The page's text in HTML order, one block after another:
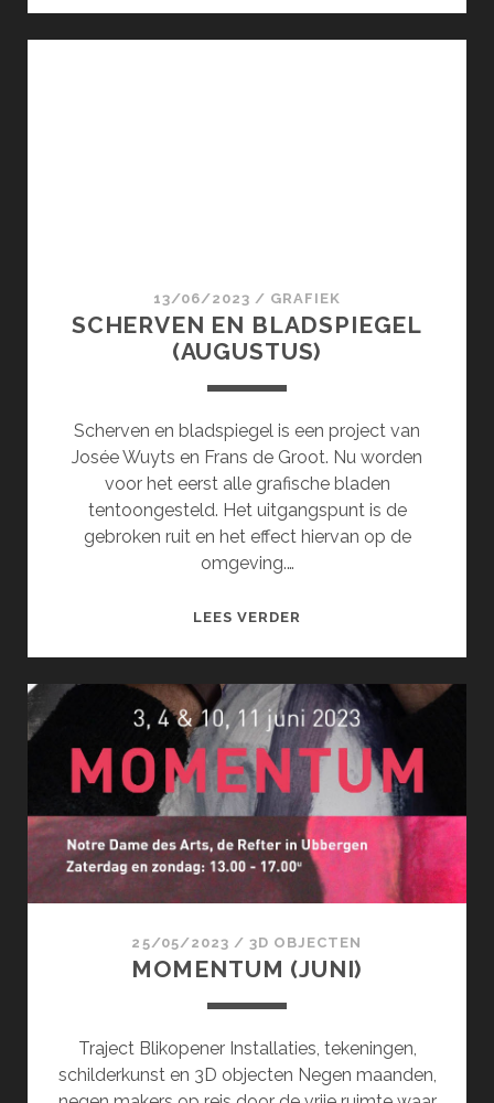
13/06/2023 / GRAFIEK
SCHERVEN EN BLADSPIEGEL
(AUGUSTUS)
Scherven en bladspiegel is een project van
Josée Wuyts en Frans de Groot. Nu worden
voor het eerst alle grafische bladen
tentoongesteld. Het uitgangspunt is de
gebroken ruit en het effect hiervan op de
omgeving.…
LEES VERDER
(AUGUSTUS)
25/05/2023 /3D OBJECTEN
MOMENTUM (JUNI)
Traject Blikopener Installaties, tekeningen,
schilderkunst en 3D objecten Negen maanden,